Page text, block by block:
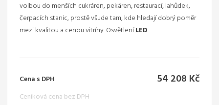
volbou do menších cukráren, pekáren, restaurací, lahůdek,
čerpacích stanic, prostě všude tam, kde hledají dobrý poměr
mezi kvalitou a cenou vitríny. OsvětleníLED.
Cena s DPH 54 208 Kč
Ceníková cena bez DPH